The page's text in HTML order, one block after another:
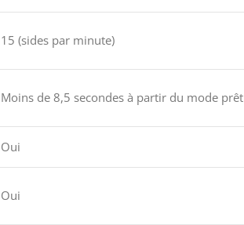
15 (sides par minute)
Moins de 8,5 secondes à partir du mode prêt
Oui
Oui